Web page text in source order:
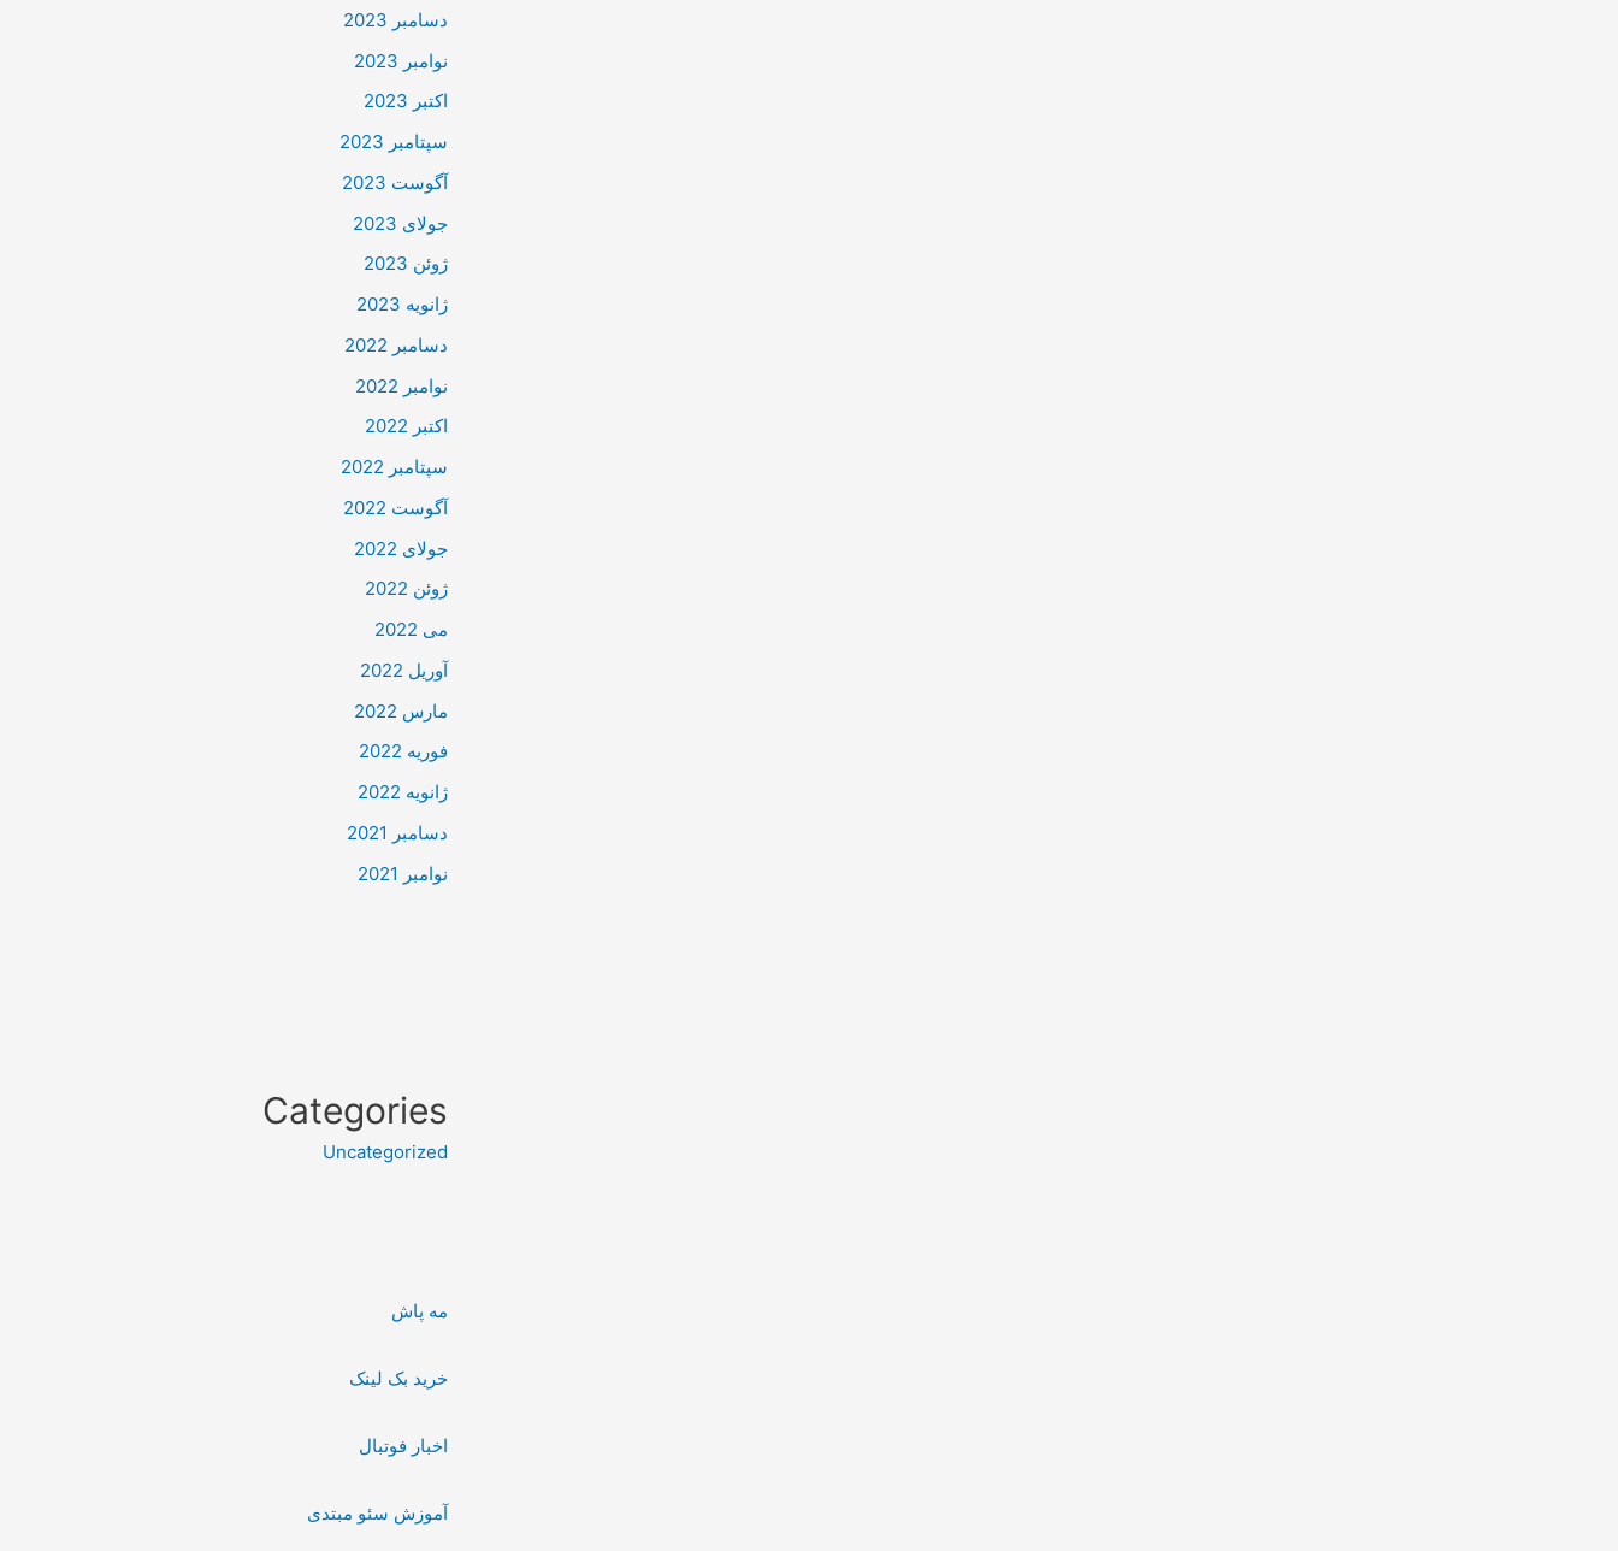
دسامبر 2023
نوامبر 2023
اکتبر 2023
سپتامبر 2023
آگوست 2023
جولای 2023
ژوئن 2023
ژانویه 2023
دسامبر 2022
نوامبر 2022
اکتبر 2022
سپتامبر 2022
آگوست 2022
جولای 2022
ژوئن 2022
می 2022
آوریل 2022
مارس 2022
فوریه 2022
ژانویه 2022
دسامبر 2021
نوامبر 2021
Categories
Uncategorized
مه پاش
خرید بک لینک
اخبار فوتبال
آموزش سئو مبتدی